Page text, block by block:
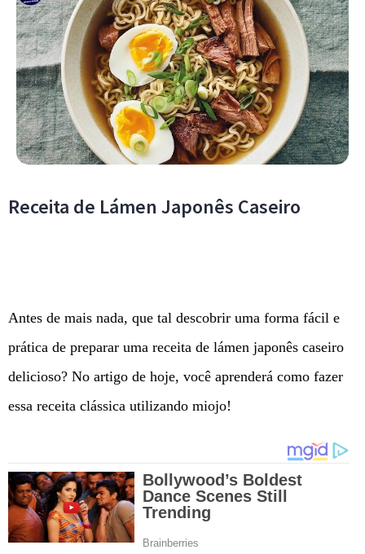
Receita de Lámen Japonês Caseiro
Antes de mais nada, que tal descobrir uma forma fácil e
prática de preparar uma receita de lámen japonês caseiro
delicioso? No artigo de hoje, você aprenderá como fazer
essa receita clássica utilizando miojo!